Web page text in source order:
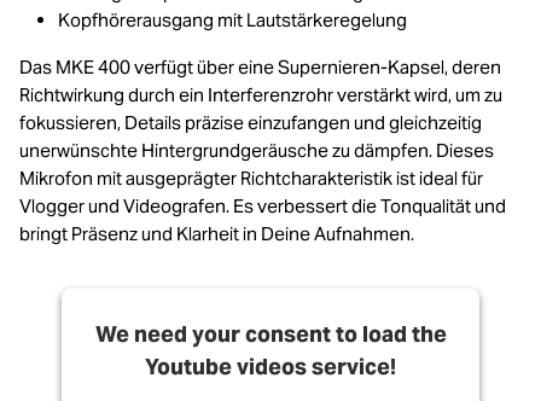
Kopfhörerausgang mit Lautstärkeregelung
Das MKE 400 verfügt über eine Supernieren-Kapsel, deren
Richtwirkung durch ein Interferenzrohr verstärkt wird, um zu
fokussieren, Details präzise einzufangen und gleichzeitig
unerwünschte Hintergrundgeräusche zu dämpfen. Dieses
Mikrofon mit ausgeprägter Richtcharakteristik ist ideal für
Vlogger und Videografen. Es verbessert die Tonqualität und
bringt Präsenz und Klarheit in Deine Aufnahmen.
We need your consent to load the
Youtube videos service!